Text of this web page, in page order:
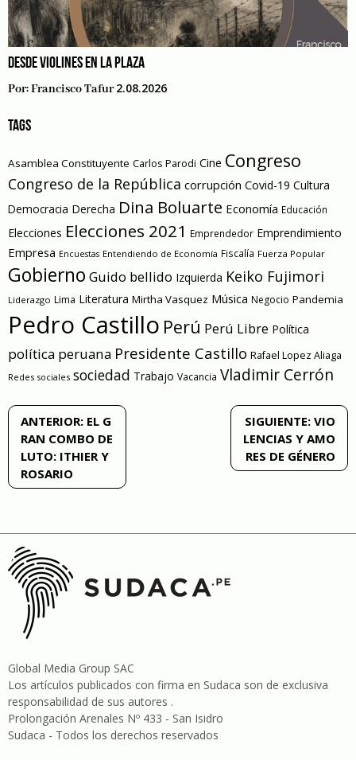
DESDE VIOLINES EN LA PLAZA
Por:Francisco Tafur 2.08.2026
TAGS
Asamblea Constituyente Carlos Parodi Cine Congreso
Congreso de la República corrupción Covid-19 Cultura
Democracia Derecha Dina Boluarte Economía Educación
Elecciones Elecciones 2021 Emprendedor Emprendimiento
Empresa Encuestas Entendiendo de Economía Fiscalía Fuerza Popular
Gobierno Guido bellido Izquierda Keiko Fujimori
Liderazgo Lima Literatura Mirtha Vasquez Música Negocio Pandemia
Pedro Castillo Perú Perú Libre Política
política peruana Presidente Castillo Rafael Lopez Aliaga
Redes sociales sociedad Trabajo Vacancia Vladimir Cerrón
Navegación
de
entradas
ANTERIOR: EL G
RAN COMBO DE
LUTO: ITHIER Y
ROSARIO
SIGUIENTE: VIO
LENCIAS Y AMO
RES DE GÉNERO
Global Media Group SAC
Los artículos publicados con firma en Sudaca son de exclusiva
responsabilidad de sus autores .
Prolongación Arenales Nº 433 - San Isidro
Sudaca - Todos los derechos reservados